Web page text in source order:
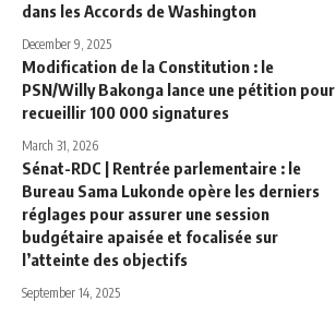
dans les Accords de Washington
December 9, 2025
Modification de la Constitution : le
PSN/Willy Bakonga lance une pétition pour
recueillir 100 000 signatures
March 31, 2026
Sénat-RDC | Rentrée parlementaire : le
Bureau Sama Lukonde opère les derniers
réglages pour assurer une session
budgétaire apaisée et focalisée sur
l’atteinte des objectifs
September 14, 2025